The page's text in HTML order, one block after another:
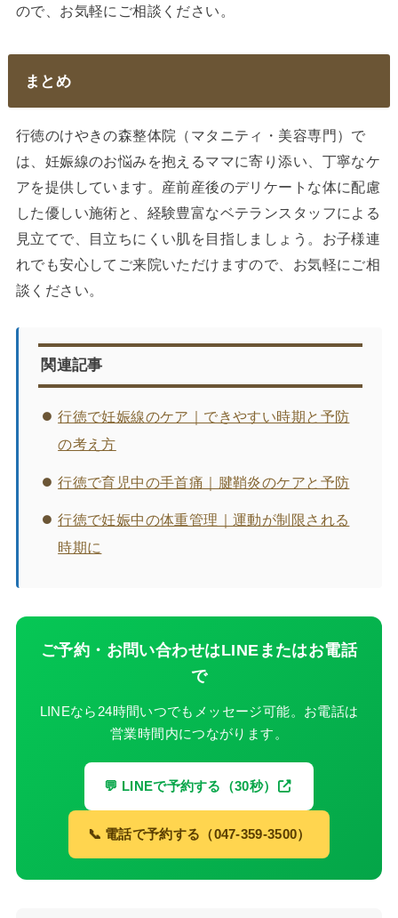
ので、お気軽にご相談ください。
まとめ
行徳のけやきの森整体院（マタニティ・美容専門）で
は、妊娠線のお悩みを抱えるママに寄り添い、丁寧なケ
アを提供しています。産前産後のデリケートな体に配慮
した優しい施術と、経験豊富なベテランスタッフによる
見立てで、目立ちにくい肌を目指しましょう。お子様連
れでも安心してご来院いただけますので、お気軽にご相
談ください。
関連記事
行徳で妊娠線のケア｜できやすい時期と予防
の考え方
行徳で育児中の手首痛｜腱鞘炎のケアと予防
行徳で妊娠中の体重管理｜運動が制限される
時期に
ご予約・お問い合わせはLINEまたはお電話
で
LINEなら24時間いつでもメッセージ可能。お電話は
営業時間内につながります。
💬 LINEで予約する（30秒）
📞 電話で予約する（047-359-3500）